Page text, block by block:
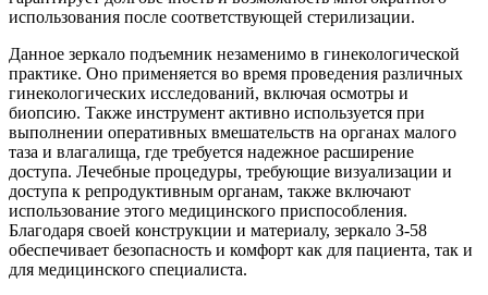
использования после соответствующей стерилизации.
Данное зеркало подъемник незаменимо в гинекологической
практике. Оно применяется во время проведения различных
гинекологических исследований, включая осмотры и
биопсию. Также инструмент активно используется при
выполнении оперативных вмешательств на органах малого
таза и влагалища, где требуется надежное расширение
доступа. Лечебные процедуры, требующие визуализации и
доступа к репродуктивным органам, также включают
использование этого медицинского приспособления.
Благодаря своей конструкции и материалу, зеркало З-58
обеспечивает безопасность и комфорт как для пациента, так и
для медицинского специалиста.